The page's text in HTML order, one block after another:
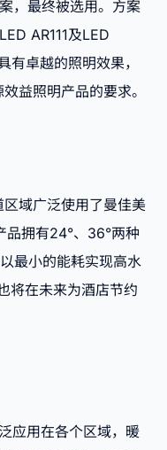
，最终被选用。方案
AR111及LED
有卓越的照明效果，
益照明产品的要求。
域广泛使用了曼佳美
品拥有24°、36°两种
最小的能耗实现高水
将在未来为酒店节约
用在各个区域，暖